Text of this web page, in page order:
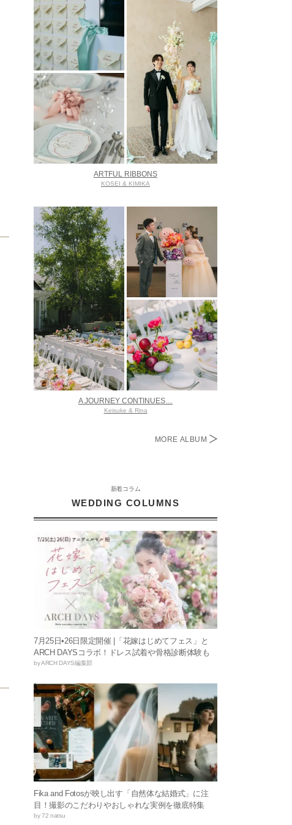
ARTFUL RIBBONS
KOSEI & KIMIKA
A JOURNEY CONTINUES…
Keisuke & Rina
MORE ALBUM
新着コラム
WEDDING COLUMNS
7月25日•26日限定開催 |「花嫁はじめてフェス」と
ARCH DAYSコラボ！ドレス試着や骨格診断体験も
by ARCH DAYS編集部
Fika and Fotosが映し出す「自然体な結婚式」に注
目！撮影のこだわりやおしゃれな実例を徹底特集
by 72 natsu